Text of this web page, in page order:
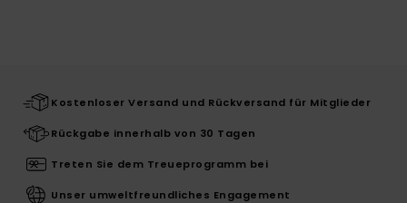
Kostenloser Versand und Rückversand für Mitglieder
Rückgabe innerhalb von 30 Tagen
Treten Sie dem Treueprogramm bei
Unser umweltfreundliches Engagement